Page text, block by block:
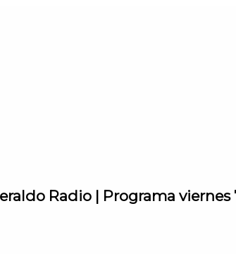
Radio | Programa